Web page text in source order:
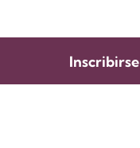
Inscribirse